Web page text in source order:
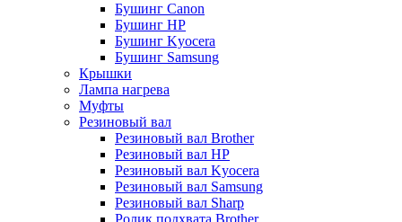
Бушинг Canon
Бушинг HP
Бушинг Kyocera
Бушинг Samsung
Крышки
Лампа нагрева
Муфты
Резиновый вал
Резиновый вал Brother
Резиновый вал HP
Резиновый вал Kyocera
Резиновый вал Samsung
Резиновый вал Sharp